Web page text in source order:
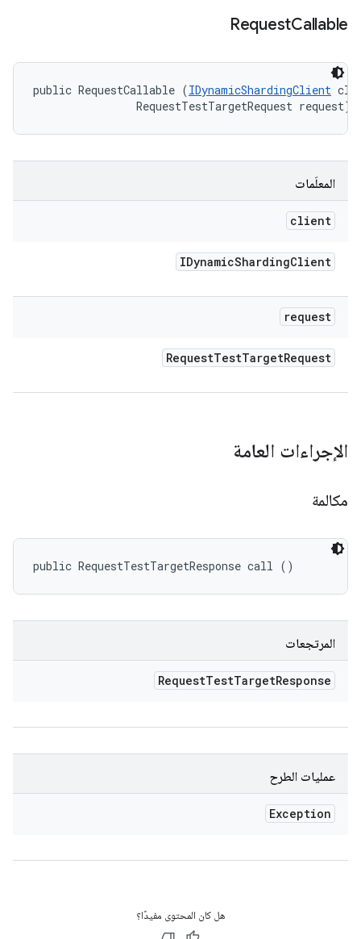
RequestCallable
public RequestCallable (IDynamicShardingClient
                RequestTestTargetRequest request)
المعلَمات
client
IDynamicShardingClient
request
RequestTestTargetRequest
الإجراءات العامة
مكالمة
public RequestTestTargetResponse call ()
المرتجعات
RequestTestTargetResponse
عمليات الطرح
Exception
هل كان المحتوى مفيدًا؟